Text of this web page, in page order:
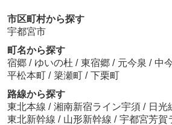
市区町村から探す
宇都宮市
町名から探す
宿郷 / ゆいの杜 / 東宿郷 / 元今泉 / 中
平松本町 / 簗瀬町 / 下栗町
路線から探す
東北本線 / 湘南新宿ライン宇須 / 日光
東北新幹線 / 山形新幹線 / 宇都宮芳賀